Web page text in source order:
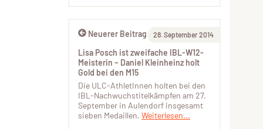
Neuerer Beitrag 28. September 2014
Lisa Posch ist zweifache IBL-W12-
Meisterin – Daniel Kleinheinz holt
Gold bei den M15
Die ULC-AthletInnen holten bei den
IBL-Nachwuchstitelkämpfen am 27.
September in Aulendorf insgesamt
sieben Medaillen. Weiterlesen...